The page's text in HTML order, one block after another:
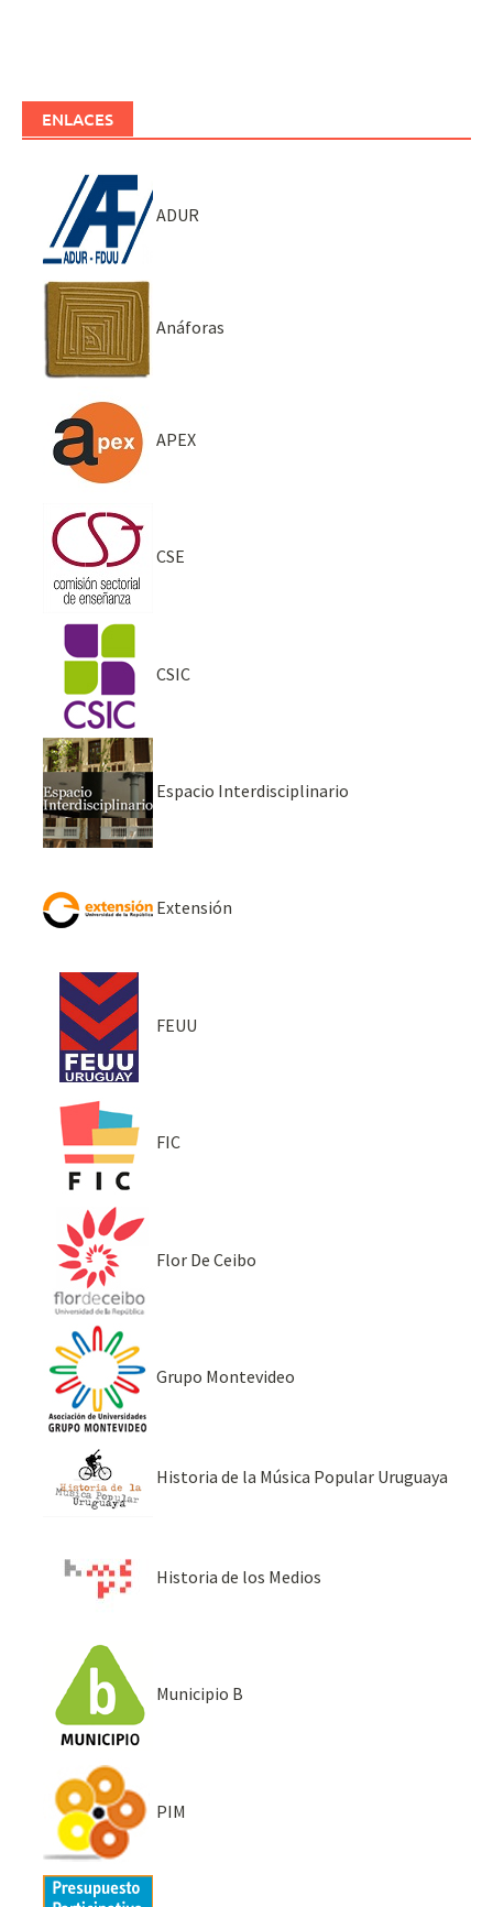
ENLACES
ADUR
Anáforas
APEX
CSE
CSIC
Espacio Interdisciplinario
Extensión
FEUU
FIC
Flor De Ceibo
Grupo Montevideo
Historia de la Música Popular Uruguaya
Historia de los Medios
Municipio B
PIM